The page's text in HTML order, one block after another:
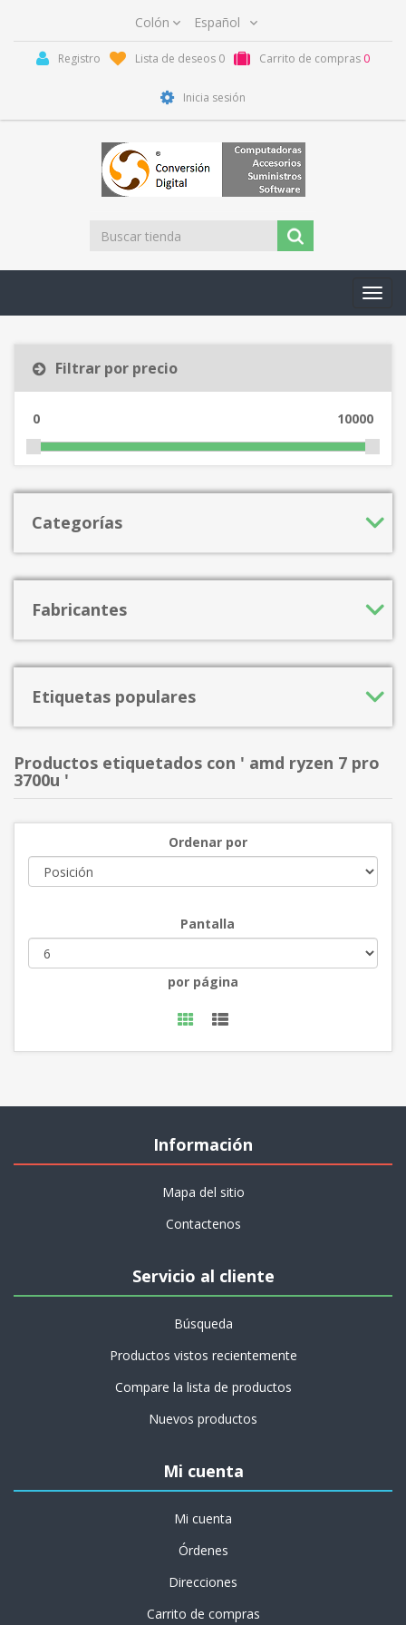
Registro Lista de deseos 0 Carrito de compras 0
Inicia sesión
Filtrar por precio
0 10000
Categorías
Fabricantes
Etiquetas populares
Productos etiquetados con ' amd ryzen 7 pro
3700u '
Ordenar por
Pantalla
por página
Información
Mapa del sitio
Contactenos
Servicio al cliente
Búsqueda
Productos vistos recientemente
Compare la lista de productos
Nuevos productos
Mi cuenta
Mi cuenta
Órdenes
Direcciones
Carrito de compras